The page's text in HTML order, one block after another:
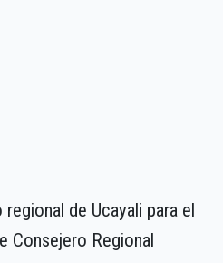
de Ucayali para el
Consejero Regional